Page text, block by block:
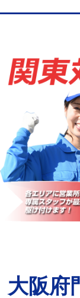
給水管工事※（
用/3ｍまで)
給水管工事※（
用（追加）/3ｍ
給水管工事※（
管・ポリ管・
給水管工事※（
管・ポリ管・
マス交換（土の
コンクリート
大阪府